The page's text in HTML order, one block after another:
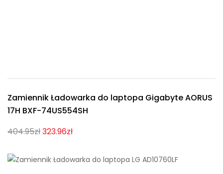
Zamiennik Ładowarka do laptopa Gigabyte AORUS
17H BXF-74US554SH
404.95zł323.96zł